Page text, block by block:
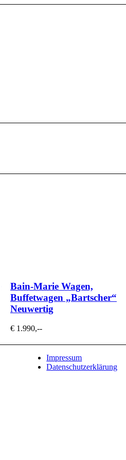
Bain-Marie Wagen,
Buffetwagen „Bartscher“
Neuwertig
€ 1.990,--
Impressum
Datenschutzerklärung